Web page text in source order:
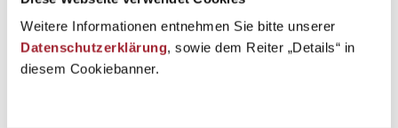
Weitere Informationen entnehmen Sie bitte unserer
Datenschutzerklärung, sowie dem Reiter „Details“ in
diesem Cookiebanner.